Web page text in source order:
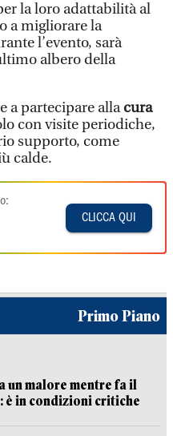
la loro adattabilità al
a migliorare la
l’evento, sarà
albero della
a partecipare allacura
con visite periodiche,
supporto, come
calde.
CLICCA QUI
Primo Piano
un malore mentre fa il
è in condizioni critiche